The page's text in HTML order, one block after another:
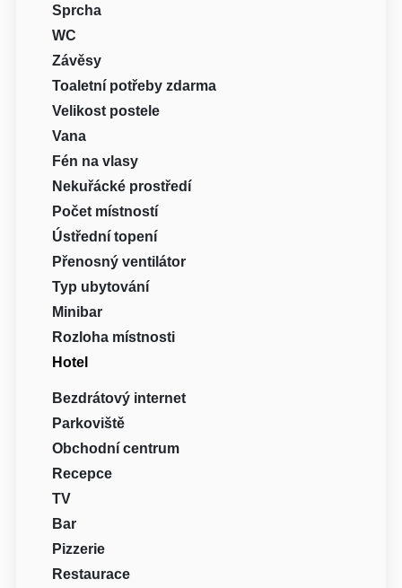
Sprcha
WC
Závěsy
Toaletní potřeby zdarma
Velikost postele
Vana
Fén na vlasy
Nekuřácké prostředí
Počet místností
Ústřední topení
Přenosný ventilátor
Typ ubytování
Minibar
Rozloha místnosti
Hotel
Bezdrátový internet
Parkoviště
Obchodní centrum
Recepce
TV
Bar
Pizzerie
Restaurace